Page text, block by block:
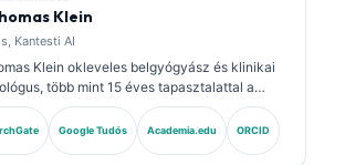
Klein
Kantesti AI
Klein okleveles belgyógyász és klinikai
több mint 15 éves tapasztalattal a
orvoslás és az AI-támogatott klinikai
területén. A Kantesti AI vezérorvosaként
Medical Officer) biztosítja a saját fejlesztésű
Google Tudós Academia.edu ORCID